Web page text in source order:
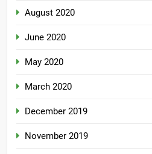
August 2020
June 2020
May 2020
March 2020
December 2019
November 2019